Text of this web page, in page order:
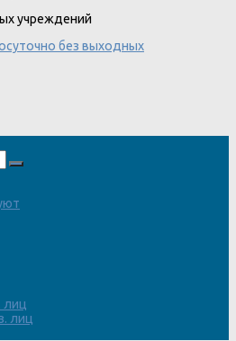
учреждений
без выходных
лиц
лиц